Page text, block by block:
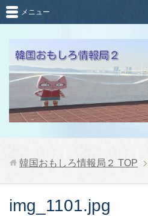
メニュー
韓国おもしろ情報局２ TOP
img_1101.jpg